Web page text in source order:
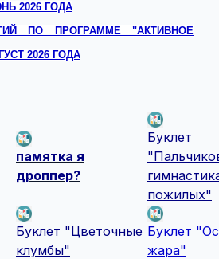
2026 ГОДА
ПО ПРОГРАММЕ "АКТИВНОЕ
2026 ГОДА
памятка я
дроппер?
Буклет
пожилых"
Буклет "Цветочные
клумбы"
Буклет
жара"